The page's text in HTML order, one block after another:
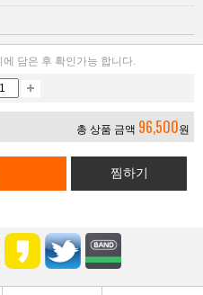
담은 후 확인가능 합니다.
총 상품 금액 96,500원